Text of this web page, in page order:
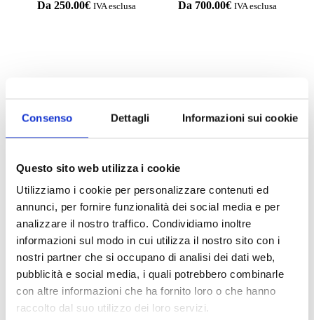
Consenso Dettagli Informazioni sui cookie
Questo sito web utilizza i cookie
Utilizziamo i cookie per personalizzare contenuti ed
annunci, per fornire funzionalità dei social media e per
analizzare il nostro traffico. Condividiamo inoltre
informazioni sul modo in cui utilizza il nostro sito con i
nostri partner che si occupano di analisi dei dati web,
pubblicità e social media, i quali potrebbero combinarle
con altre informazioni che ha fornito loro o che hanno
raccolto dal suo utilizzo dei loro servizi.
Da 250.00€ IVA esclusa Da 700.00€ IVA esclusa
informazioni